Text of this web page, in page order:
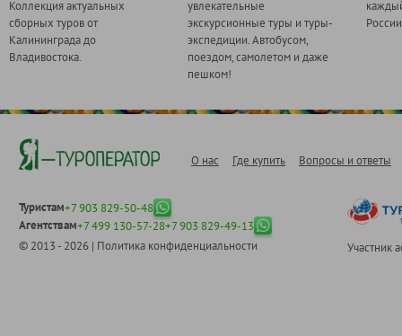
Коллекция актуальных
сборных туров от
Калининграда до
Владивостока.
увлекательные
экскурсионные туры и туры-
экспедиции. Автобусом,
поездом, самолетом и даже
пешком!
О нас Где купить Вопросы и ответы
Туристам+7 903 829-50-48
Агентствам+7 499 130-57-28+7 903 829-49-13
© 2013 - 2026 | Политика конфиденциальности Участник